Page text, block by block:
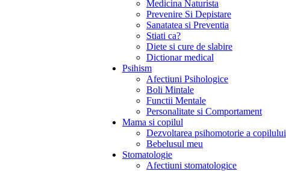
Medicina Naturista
Prevenire Si Depistare
Sanatatea si Preventia
Stiati ca?
Diete si cure de slabire
Dictionar medical
Psihism
Afectiuni Psihologice
Boli Mintale
Functii Mentale
Personalitate si Comportament
Mama si copilul
Dezvoltarea psihomotorie a copilului
Bebelusul meu
Stomatologie
Afectiuni stomatologice